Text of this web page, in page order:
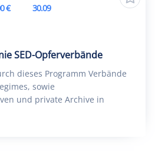
SED-Opferverbände
dieses Programm Verbände
sowie
und private Archive in
€ 30.09